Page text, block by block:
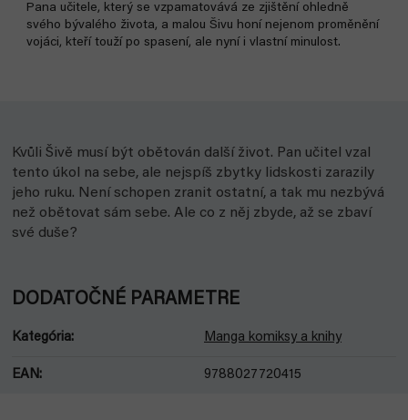
Pana učitele, který se vzpamatovává ze zjištění ohledně
svého bývalého života, a malou Šivu honí nejenom proměnění
vojáci, kteří touží po spasení, ale nyní i vlastní minulost.
Kvůli Šivě musí být obětován další život. Pan učitel vzal
tento úkol na sebe, ale nejspíš zbytky lidskosti zarazily
jeho ruku. Není schopen zranit ostatní, a tak mu nezbývá
než obětovat sám sebe. Ale co z něj zbyde, až se zbaví
své duše?
DODATOČNÉ PARAMETRE
Kategória: Manga komiksy a knihy
EAN: 9788027720415